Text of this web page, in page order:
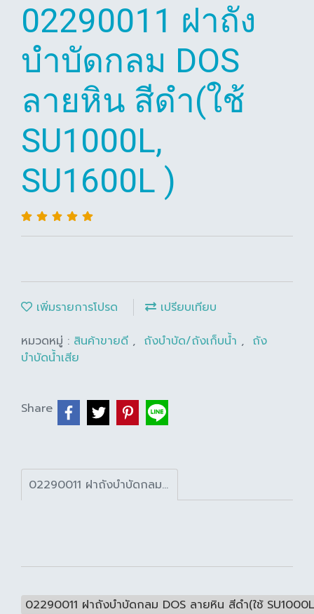
02290011 ฝาถัง
บำบัดกลม DOS
ลายหิน สีดำ(ใช้
SU1000L,
SU1600L )
เพิ่มรายการโปรด
เปรียบเทียบ
หมวดหมู่ : สินค้าขายดี , ถังบำบัด/ถังเก็บน้ำ , ถัง
บำบัดน้ำเสีย
Share
02290011 ฝาถังบำบัดกลม DOS ลายหิน สีดำ(ใช้ SU1000L, SU1600L )
02290011 ฝาถังบำบัดกลม DOS ลายหิน สีดำ(ใช้